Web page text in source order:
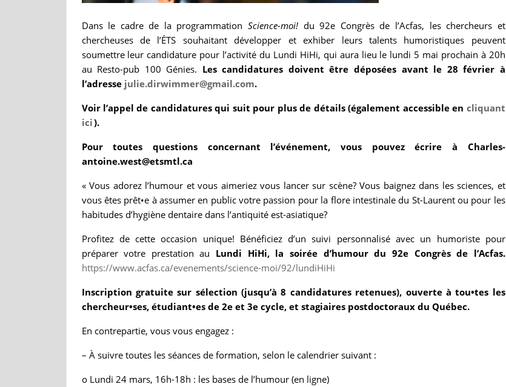
Dans le cadre de la programmationScience-moi! du 92e Congrès de l’Acfas, les chercheurs et
chercheuses de l’ÉTS souhaitant développer et exhiber leurs talents humoristiques peuvent
soumettre leur candidature pour l’activité du Lundi HiHi, qui aura lieu le lundi 5 mai prochain à 20h
au Resto-pub 100 Génies. Les candidatures doivent être déposées avant le 28 février à
l’adresse julie.dirwimmer@gmail.com.
Voir l’appel de candidatures qui suit pour plus de détails (également accessible en cliquant
ici).
Pour toutes questions concernant l’événement, vous pouvez écrire à Charles-
antoine.west@etsmtl.ca
« Vous adorez l’humour et vous aimeriez vous lancer sur scène? Vous baignez dans les sciences, et
vous êtes prêt•e à assumer en public votre passion pour la flore intestinale du St-Laurent ou pour les
habitudes d’hygiène dentaire dans l’antiquité est-asiatique?
Profitez de cette occasion unique! Bénéficiez d’un suivi personnalisé avec un humoriste pour
préparer votre prestation au Lundi HiHi, la soirée d’humour du 92e Congrès de l’Acfas.
https://www.acfas.ca/evenements/science-moi/92/lundiHiHi
Inscription gratuite sur sélection (jusqu’à 8 candidatures retenues), ouverte à tou•tes les
chercheur•ses, étudiant•es de 2e et 3e cycle, et stagiaires postdoctoraux du Québec.
En contrepartie, vous vous engagez :
– À suivre toutes les séances de formation, selon le calendrier suivant :
o Lundi 24 mars, 16h-18h : les bases de l’humour (en ligne)